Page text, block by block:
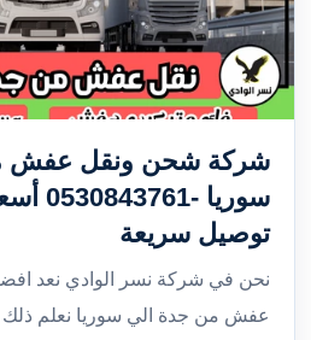
شركة شحن ونقل عفش
توصيل سريعة
نحن في شركة نسر الوادي نعد
عفش من جدة الي سوريا نعلم ذلك